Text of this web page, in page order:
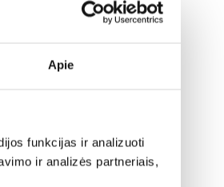
Apie
funkcijas ir analizuoti
ir analizės partneriais,